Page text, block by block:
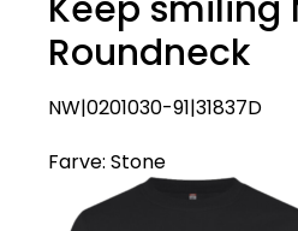
Roundneck
NW|0201030-91|31837D
Farve: Stone